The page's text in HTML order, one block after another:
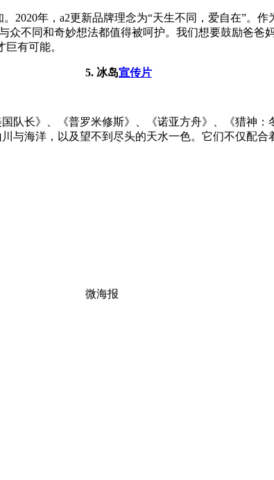
2020年，a2更新品牌理念为“天生不同，爱自在”。
不同和奇妙想法都值得被呵护。我们想要鼓励爸
有可能。
5. 冰岛宣传片
队长》、《普罗米修斯》、《诺亚方舟》、《猎神
与海洋，以及望不到尽头的天水一色。它们不仅配
微海报